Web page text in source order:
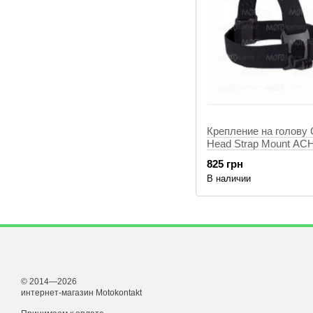
Крепление на голову
Head Strap Mount
825 грн
В наличии
© 2014—2026
интернет-магазин Motokontakt